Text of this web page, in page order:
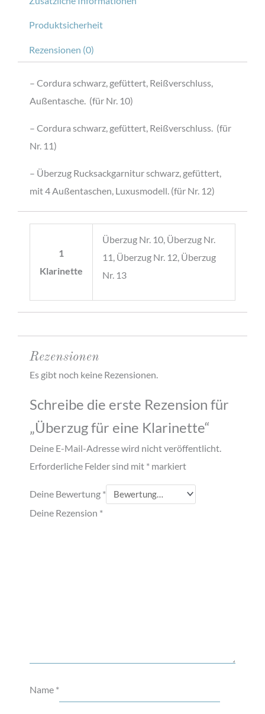
Produktsicherheit
Rezensionen (0)
– Cordura schwarz, gefüttert, Reißverschluss,
Außentasche. (für Nr. 10)
– Cordura schwarz, gefüttert, Reißverschluss. (für
Nr. 11)
– Überzug Rucksackgarnitur schwarz, gefüttert,
mit 4 Außentaschen, Luxusmodell. (für Nr. 12)
1
Klarinette
Überzug Nr. 10, Überzug Nr.
11, Überzug Nr. 12, Überzug
Nr. 13
Rezensionen
Es gibt noch keine Rezensionen.
Schreibe die erste Rezension für
„Überzug für eine Klarinette“
Deine E-Mail-Adresse wird nicht veröffentlicht.
Erforderliche Felder sind mit * markiert
Deine Bewertung *
Deine Rezension *
Name *